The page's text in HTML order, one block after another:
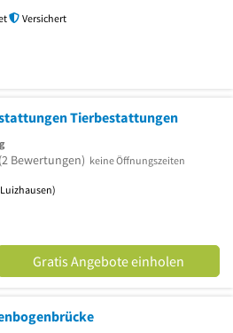
Versichert
Tierbestattungen
von 5 Sternen
(2 Bewertungen) keine Öffnungszeiten
Gratis Angebote einholen